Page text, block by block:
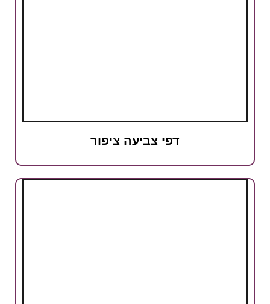
דפי צביעה ציפור